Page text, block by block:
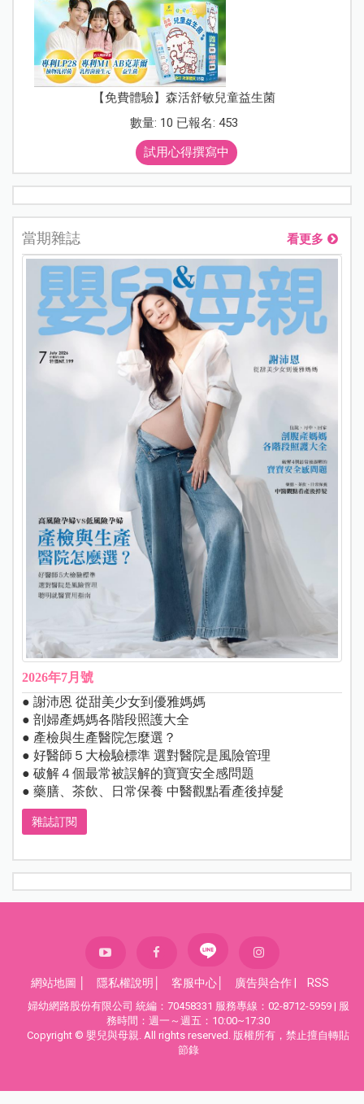
【免費體驗】森活舒敏兒童益生菌
數量: 10 已報名: 453
試用心得撰寫中
當期雜誌 看更多
2026年7月號
● 謝沛恩 從甜美少女到優雅媽媽
● 剖婦產媽媽各階段照護大全
● 產檢與生產醫院怎麼選？
● 好醫師５大檢驗標準 選對醫院是風險管理
● 破解４個最常被誤解的寶寶安全感問題
● 藥膳、茶飲、日常保養 中醫觀點看產後掉髮
雜誌訂閱
網站地圖 隱私權說明 客服中心 廣告與合作 RSS
婦幼網路股份有限公司 統編：70458331 服務專線：02-8712-5959 | 服
務時間：週一～週五：10:00~17:30
Copyright © 嬰兒與母親. All rights reserved. 版權所有，禁止擅自轉貼
節錄